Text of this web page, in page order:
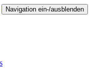
Navigation ein-/ausblenden